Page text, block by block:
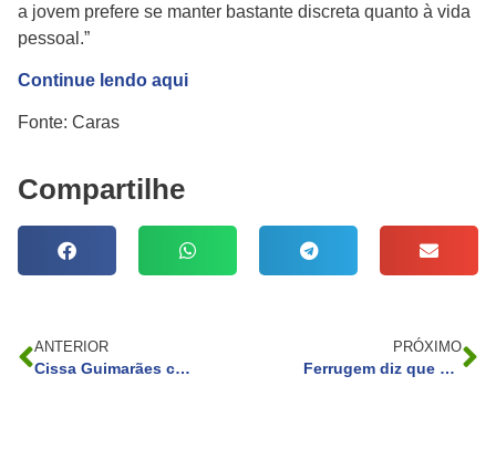
a jovem prefere se manter bastante discreta quanto à vida
pessoal.”
Continue lendo aqui
Fonte: Caras
Compartilhe
ANTERIOR
Cissa Guimarães comemora decisão da Justiça sobre envolvidos no acidente do filho: “Emocionada”
PRÓXIMO
Ferrugem diz que não conseguia enxergar próprio pênis devido sobrepeso